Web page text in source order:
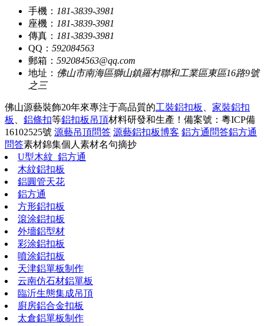
手機： 181-3839-3981
座機： 181-3839-3981
傳真： 181-3839-3981
QQ： 592084563
郵箱： 592084563@qq.com
地址： 佛山市南海區獅山鎮羅村聯和工業區東區16路9號
之三
佛山源藝裝飾20年來專注于高品質的工裝鋁扣板
家裝鋁扣
板
鋁條扣等鋁扣板吊頂材料研發和生產！ 備案號：粵ICP備
16102525號 源藝吊頂問答 源藝鋁扣板博客 鋁方通問答鋁方通
問答素材錦集個人素材名句摘抄
U型木紋_鋁方通
木紋鋁扣板
鋁圓管天花
鋁方通
方形鋁扣板
滾涂鋁扣板
外墻鋁型材
彩涂鋁扣板
噴涂鋁扣板
天津鋁單板制作
云南仿石材鋁單板
臨沂生態集成吊頂
廚房鋁合金扣板
太倉鋁單板制作